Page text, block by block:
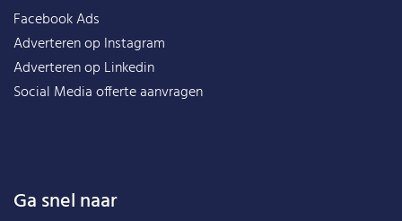
Facebook Ads
Adverteren op Instagram
Adverteren op Linkedin
Social Media offerte aanvragen
Ga snel naar